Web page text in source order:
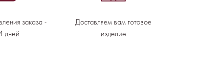
заказа -
дней
Доставляем вам готовое
изделие